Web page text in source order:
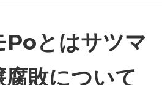
Poとはサツマ
敗について